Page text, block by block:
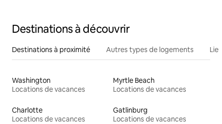
Destinations à découvrir
Destinations à proximité Autres types de logements
Washington
Locations de vacances
Myrtle Beach
Locations de vacances
Charlotte
Locations de vacances
Gatlinburg
Locations de vacances